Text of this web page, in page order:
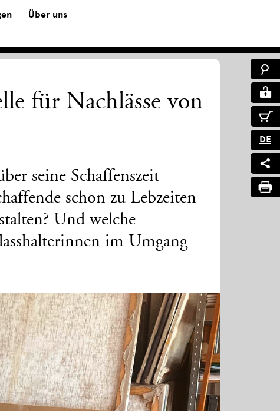
Über uns
DE
für Nachlässe von
seine Schaffenszeit
schon zu Lebzeiten
Und welche
im Umgang